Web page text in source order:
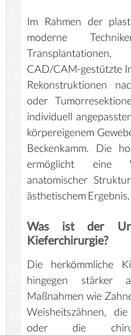
Im Rahmen der
moderne
CAD/CAM-gestützte
Rekonstruktionen
oder
individuell
körpereigenem
Beckenkamm. Die
ermöglicht eine
anatomischer
ästhetischem Ergebnis.
Was ist der
Kieferchirurgie?
Die herkömmliche
hingegen stärker
Maßnahmen wie
Weisheitszähnen,
oder die